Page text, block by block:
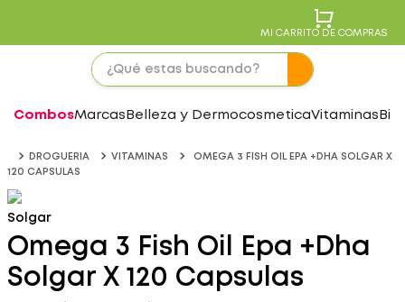
MI CARRITO DE COMPRAS
CombosMarcas Belleza y DermocosmeticaVitaminas
DROGUERIA VITAMINAS
OMEGA 3 FISH OIL EPA +DHA SOLGAR X
120 CAPSULAS
Solgar
Omega 3 Fish Oil Epa +Dha
Solgar X 120 Capsulas